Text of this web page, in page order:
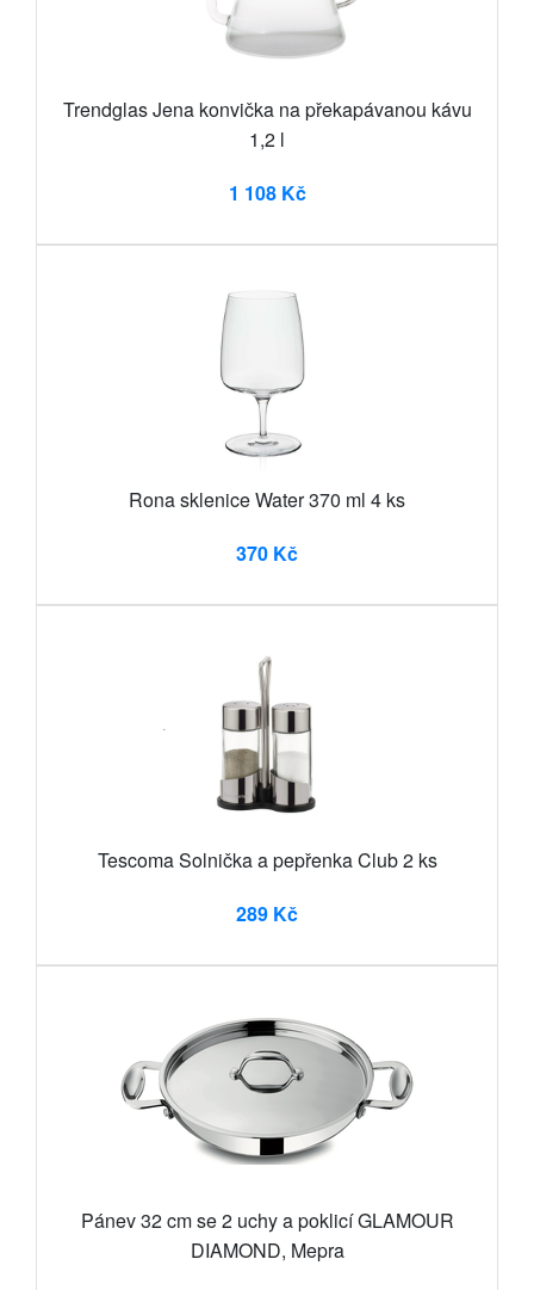
Trendglas Jena konvička na překapávanou kávu
1,2 l
1 108 Kč
Rona sklenice Water 370 ml 4 ks
370 Kč
Tescoma Solnička a pepřenka Club 2 ks
289 Kč
Pánev 32 cm se 2 uchy a poklicí GLAMOUR
DIAMOND, Mepra